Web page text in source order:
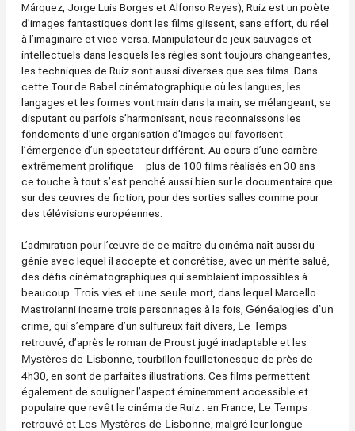
Márquez, Jorge Luis Borges et Alfonso Reyes), Ruiz est un poète
d’images fantastiques dont les films glissent, sans effort, du réel
à l’imaginaire et vice-versa. Manipulateur de jeux sauvages et
intellectuels dans lesquels les règles sont toujours changeantes,
les techniques de Ruiz sont aussi diverses que ses films. Dans
cette Tour de Babel cinématographique où les langues, les
langages et les formes vont main dans la main, se mélangeant, se
disputant ou parfois s’harmonisant, nous reconnaissons les
fondements d’une organisation d’images qui favorisent
l’émergence d’un spectateur différent. Au cours d’une carrière
extrêmement prolifique – plus de 100 films réalisés en 30 ans –
ce touche à tout s’est penché aussi bien sur le documentaire que
sur des œuvres de fiction, pour des sorties salles comme pour
des télévisions européennes.
L’admiration pour l’œuvre de ce maître du cinéma naît aussi du
génie avec lequel il accepte et concrétise, avec un mérite salué,
des défis cinématographiques qui semblaient impossibles à
beaucoup. Trois vies et une seule mort , dans lequel Marcello
Mastroianni incarne trois personnages à la fois, Généalogies d’un
crime , qui s’empare d’un sulfureux fait divers, Le Temps
retrouvé , d’après le roman de Proust jugé inadaptable et les
Mystères de Lisbonne , tourbillon feuilletonesque de près de
4h30, en sont de parfaites illustrations. Ces films permettent
également de souligner l’aspect éminemment accessible et
populaire que revêt le cinéma de Ruiz : en France, Le Temps
retrouvé et Les Mystères de Lisbonne , malgré leur longue